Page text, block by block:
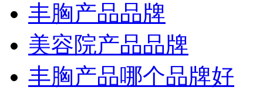
丰胸产品品牌
美容院产品品牌
丰胸产品哪个品牌好